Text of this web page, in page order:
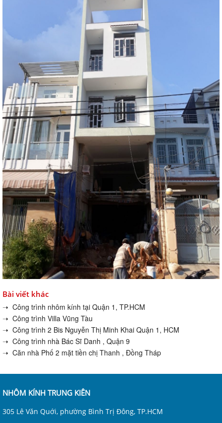
Bài viết khác
➝ Công trình nhôm kính tại Quận 1, TP.HCM
➝ Công trình Villa Vũng Tàu
➝ Công trình 2 Bis Nguyễn Thị Minh Khai Quận 1, HCM
➝ Công trình nhà Bác Sĩ Danh , Quận 9
➝ Căn nhà Phố 2 mặt tiền chị Thanh , Đồng Tháp
NHÔM KÍNH TRUNG KIÊN
305 Lê Văn Quới, phường Bình Trị Đông, TP.HCM